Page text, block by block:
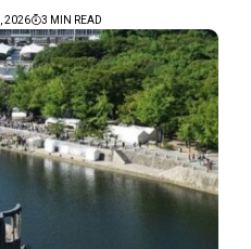
2026 3 MIN READ